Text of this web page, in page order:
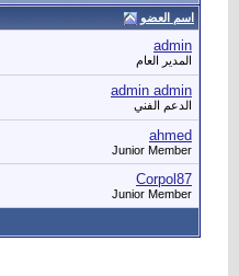
اسم العضو
admin
المدير العام
admin admin
الدعم الفني
ahmed
Junior Member
Corpol87
Junior Member